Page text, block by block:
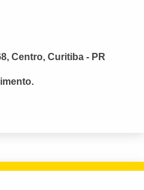
Centro, Curitiba - PR